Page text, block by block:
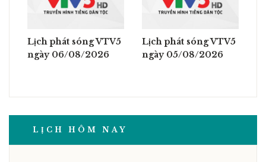
Lịch phát sóng VTV5
ngày 06/08/2026
Lịch phát sóng VTV5
ngày 05/08/2026
LỊCH HÔM NAY